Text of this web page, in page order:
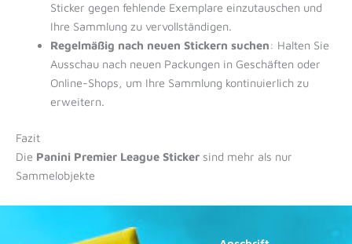
Sticker gegen fehlende Exemplare einzutauschen und
Ihre Sammlung zu vervollständigen.
Regelmäßig nach neuen Stickern suchen: Halten Sie
Ausschau nach neuen Packungen in Geschäften oder
Online-Shops, um Ihre Sammlung kontinuierlich zu
erweitern.
Fazit
Die Panini Premier League Sticker sind mehr als nur
Sammelobjekte